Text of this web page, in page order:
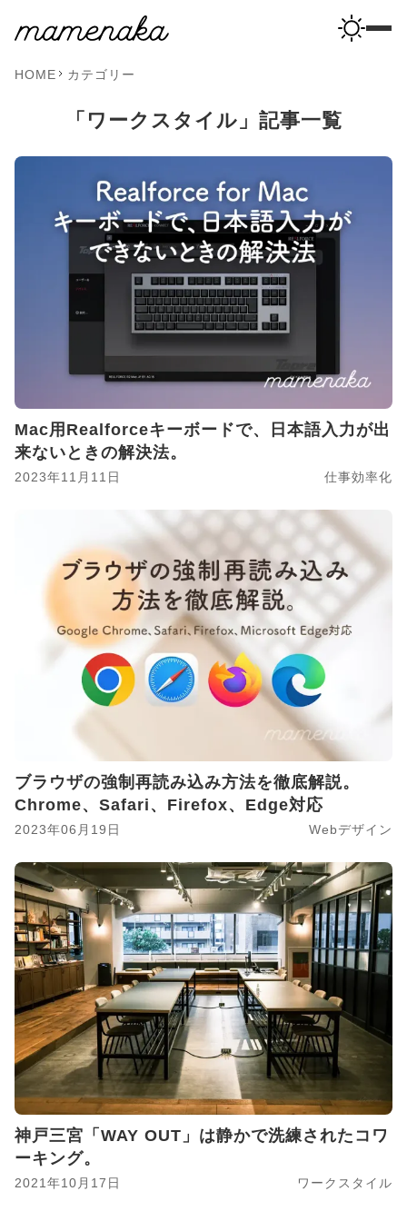
HOME カテゴリー
「ワークスタイル」記事一覧
Mac用Realforceキーボードで、日本語入力が出
来ないときの解決法。
2023年11月11日 仕事効率化
ブラウザの強制再読み込み方法を徹底解説。
Chrome、Safari、Firefox、Edge対応
2023年06月19日 Webデザイン
神戸三宮「WAY OUT」は静かで洗練されたコワ
ーキング。
2021年10月17日 ワークスタイル